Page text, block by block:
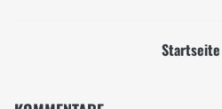
Startseite